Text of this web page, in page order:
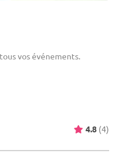
vos événements.
4.8 (4)